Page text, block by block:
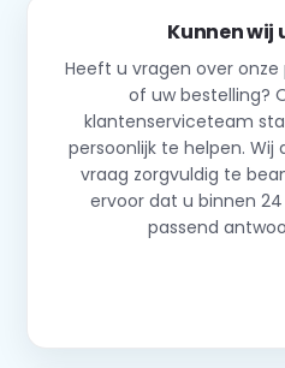
Kunnen wij
Heeft u vragen over
of uw bestelling?
klantenserviceteam
persoonlijk te helpen.
vraag zorgvuldig te
ervoor dat u binnen
passend